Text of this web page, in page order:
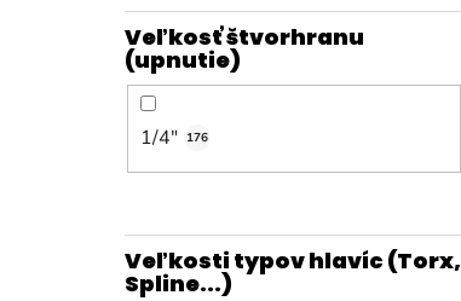
Veľkosť štvorhranu
(upnutie)
1/4" 176
Veľkosti typov hlavíc (Torx,
Spline...)